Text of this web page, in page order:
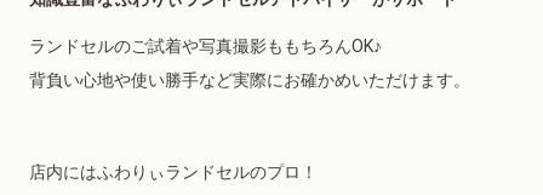
ランドセルのご試着や写真撮影ももちろんOK♪
背負い心地や使い勝手など実際にお確かめいただけます。
店内にはふわりぃランドセルのプロ！